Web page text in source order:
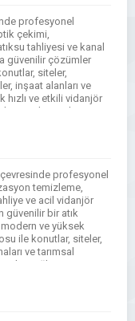
profesyonel
çekimi,
tahliyesi ve kanal
güvenilir çözümler
siteler,
inşaat alanları ve
hızlı ve etkili vidanjör
sahip araç
profesyonel
temizleme,
ve acil vidanjör
güvenilir bir atık
ve yüksek
ile konutlar, siteler,
ve tarımsal
sağlar. Kemer